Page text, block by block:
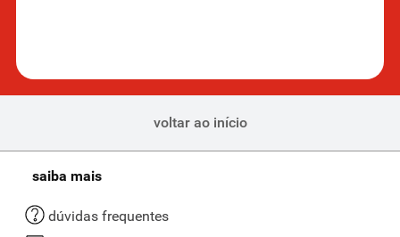
voltar ao início
saiba mais
dúvidas frequentes